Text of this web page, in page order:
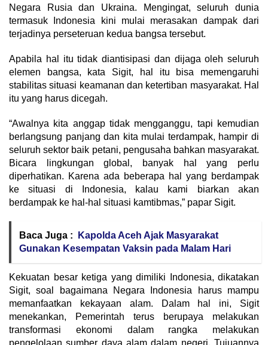
Negara Rusia dan Ukraina. Mengingat, seluruh dunia
termasuk Indonesia kini mulai merasakan dampak dari
terjadinya perseteruan kedua bangsa tersebut.
Apabila hal itu tidak diantisipasi dan dijaga oleh seluruh
elemen bangsa, kata Sigit, hal itu bisa memengaruhi
stabilitas situasi keamanan dan ketertiban masyarakat. Hal
itu yang harus dicegah.
“Awalnya kita anggap tidak mengganggu, tapi kemudian
berlangsung panjang dan kita mulai terdampak, hampir di
seluruh sektor baik petani, pengusaha bahkan masyarakat.
Bicara lingkungan global, banyak hal yang perlu
diperhatikan. Karena ada beberapa hal yang berdampak
ke situasi di Indonesia, kalau kami biarkan akan
berdampak ke hal-hal situasi kamtibmas,” papar Sigit.
Baca Juga :
Kapolda Aceh Ajak Masyarakat
Gunakan Kesempatan Vaksin pada Malam Hari
Kekuatan besar ketiga yang dimiliki Indonesia, dikatakan
Sigit, soal bagaimana Negara Indonesia harus mampu
memanfaatkan kekayaan alam. Dalam hal ini, Sigit
menekankan, Pemerintah terus berupaya melakukan
transformasi ekonomi dalam rangka melakukan
pengelolaan sumber daya alam dalam negeri. Tujuannya